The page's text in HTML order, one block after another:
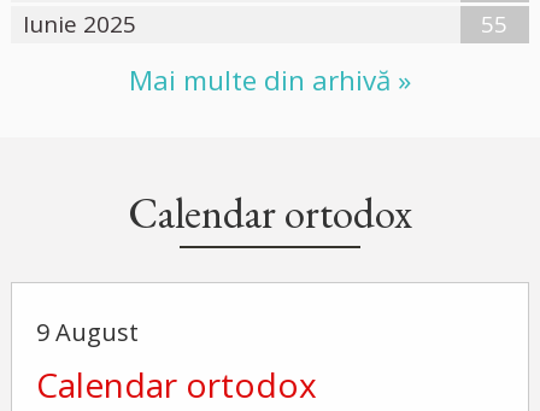
Iunie 2025
55
Mai multe din arhivă »
Calendar ortodox
9 August
Calendar ortodox